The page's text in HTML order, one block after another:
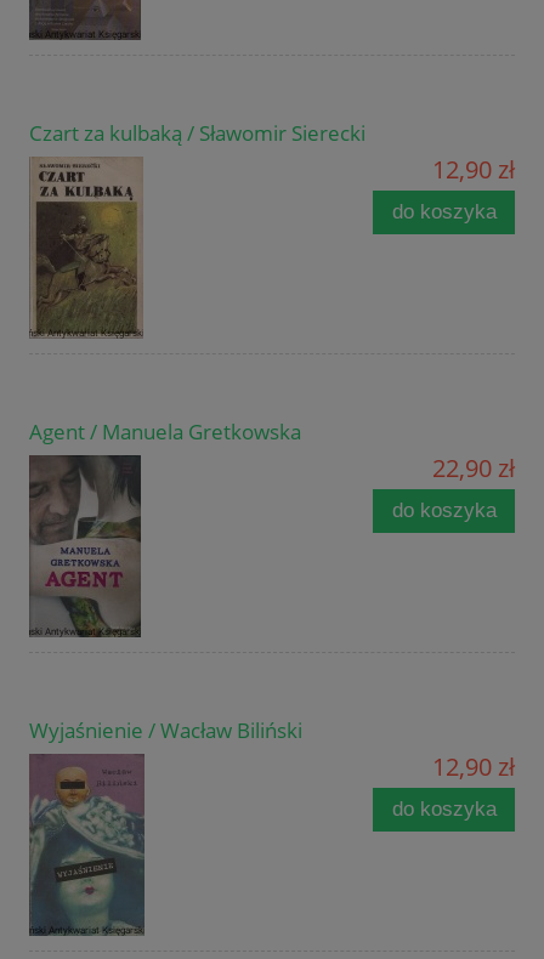
Czart za kulbaką / Sławomir Sierecki
12,90 zł
do koszyka
Agent / Manuela Gretkowska
22,90 zł
do koszyka
Wyjaśnienie / Wacław Biliński
12,90 zł
do koszyka